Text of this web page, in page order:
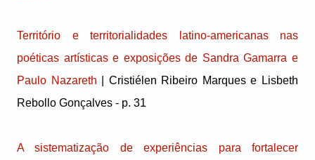
Território e territorialidades latino-americanas nas
poéticas artísticas e exposições de Sandra Gamarra e
Paulo Nazareth | Cristiélen Ribeiro Marques e Lisbeth
Rebollo Gonçalves - p. 31
A sistematização de experiências para fortalecer